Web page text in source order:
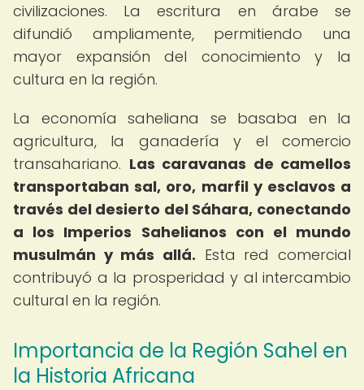
civilizaciones. La escritura en árabe se
difundió ampliamente, permitiendo una
mayor expansión del conocimiento y la
cultura en la región.
La economía saheliana se basaba en la
agricultura, la ganadería y el comercio
transahariano. Las caravanas de camellos
transportaban sal, oro, marfil y esclavos a
través del desierto del Sáhara, conectando
a los Imperios Sahelianos con el mundo
musulmán y más allá. Esta red comercial
contribuyó a la prosperidad y al intercambio
cultural en la región.
Importancia de la Región Sahel en
la Historia Africana